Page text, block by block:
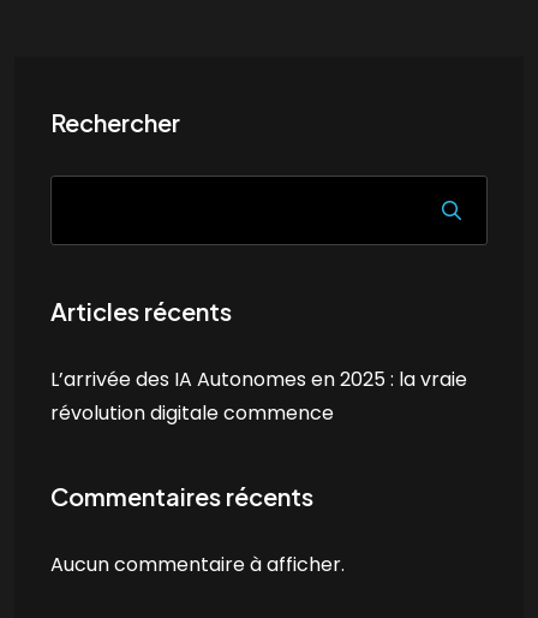
Rechercher
Articles récents
L’arrivée des IA Autonomes en 2025 : la vraie
révolution digitale commence
Commentaires récents
Aucun commentaire à afficher.